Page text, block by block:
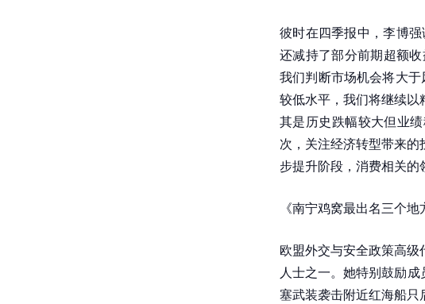
彼时在四季报中，李博
还减持了部分前期超额
我们判断市场机会将大
较低水平，我们将继续
其是历史跌幅较大但业
次，关注经济转型带来
步提升阶段，消费相关的
《南宁鸡窝最出名三个地
欧盟外交与安全政策高
人士之一。她特别鼓励
塞武装袭击附近红海船只